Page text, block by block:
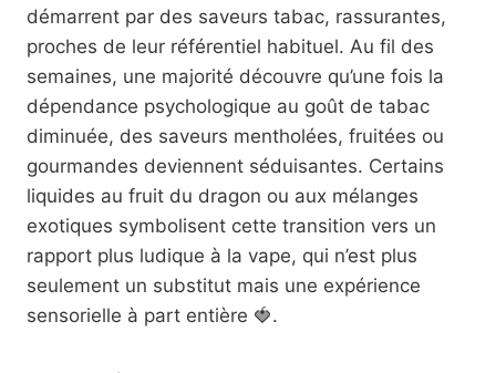
démarrent par des saveurs tabac, rassurantes,
proches de leur référentiel habituel. Au fil des
semaines, une majorité découvre qu’une fois la
dépendance psychologique au goût de tabac
diminuée, des saveurs mentholées, fruitées ou
gourmandes deviennent séduisantes. Certains
liquides au fruit du dragon ou aux mélanges
exotiques symbolisent cette transition vers un
rapport plus ludique à la vape, qui n’est plus
seulement un substitut mais une expérience
sensorielle à part entière 🍓.